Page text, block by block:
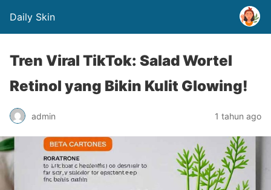
Daily Skin
Tren Viral TikTok: Salad Wortel
Retinol yang Bikin Kulit Glowing!
admin 1 tahun ago